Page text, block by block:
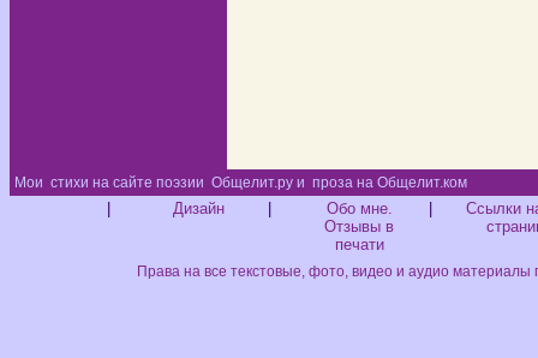
Мои стихи на сайте поэзии Общелит.ру и проза на Общелит.ком
Дизайн
Обо мне.
Отзывы в
печати
Ссылки
Права на все текстовые, фото, видео и аудио